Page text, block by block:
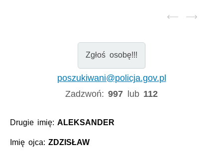
Zgłoś osobę!!!
poszukiwani@policja.gov.pl
Zadzwoń:997 lub 112
Drugie imię:ALEKSANDER
Imię ojca:ZDZISŁAW